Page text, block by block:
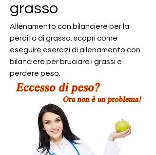
grasso
Allenamento con bilanciere per la
perdita di grasso: scopri come
eseguire esercizi di allenamento con
bilanciere per bruciare i grassi e
perdere peso.